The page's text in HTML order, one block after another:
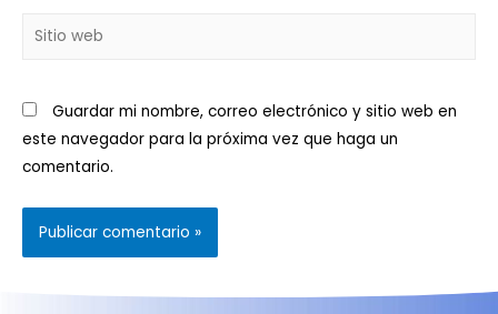
Guardar mi nombre, correo electrónico y sitio web en
este navegador para la próxima vez que haga un
comentario.